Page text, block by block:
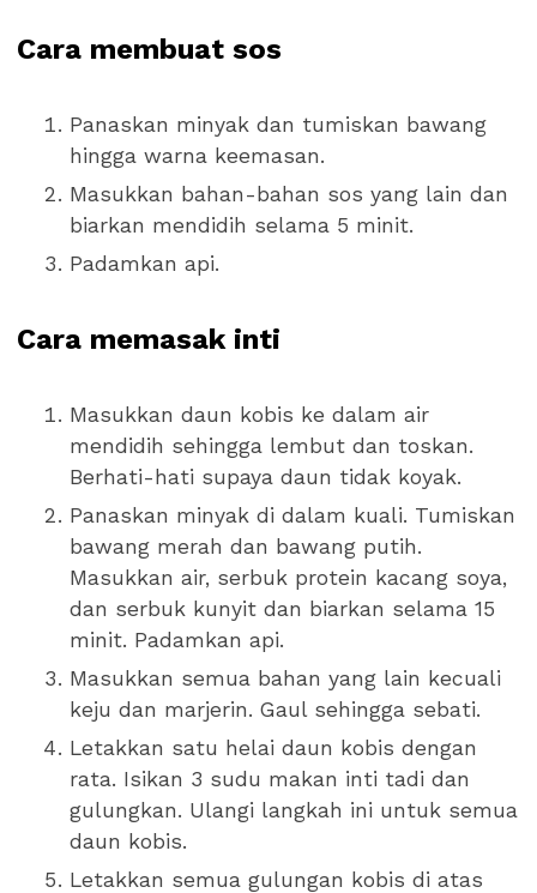
Cara membuat sos
Panaskan minyak dan tumiskan bawang
hingga warna keemasan.
Masukkan bahan-bahan sos yang lain dan
biarkan mendidih selama 5 minit.
Padamkan api.
Cara memasak inti
Masukkan daun kobis ke dalam air
mendidih sehingga lembut dan toskan.
Berhati-hati supaya daun tidak koyak.
Panaskan minyak di dalam kuali. Tumiskan
bawang merah dan bawang putih.
Masukkan air, serbuk protein kacang soya,
dan serbuk kunyit dan biarkan selama 15
minit. Padamkan api.
Masukkan semua bahan yang lain kecuali
keju dan marjerin. Gaul sehingga sebati.
Letakkan satu helai daun kobis dengan
rata. Isikan 3 sudu makan inti tadi dan
gulungkan. Ulangi langkah ini untuk semua
daun kobis.
Letakkan semua gulungan kobis di atas